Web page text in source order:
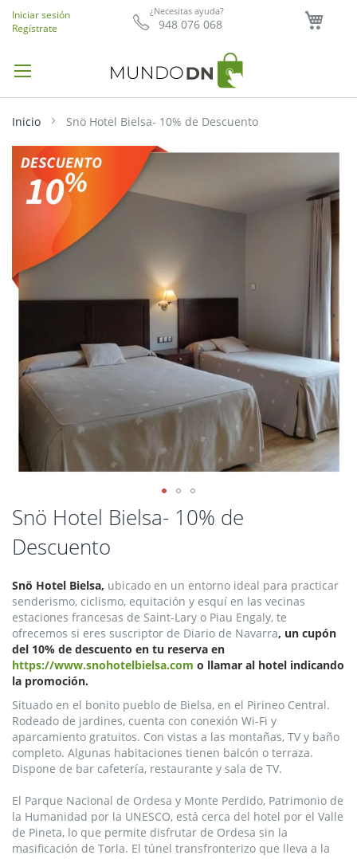
¿Necesitas ayuda?
948 076 068
Iniciar sesión
Regístrate
Inicio Snö Hotel Bielsa- 10% de Descuento
Snö Hotel Bielsa- 10% de
Descuento
Snö Hotel Bielsa, ubicado en un entorno ideal para practicar
senderismo, ciclismo, equitación y esquí en las vecinas
estaciones francesas de Saint-Lary o Piau Engaly, te
ofrecemos si eres suscriptor de Diario de Navarra, un cupón
del 10% de descuento en tu reserva en
https://www.snohotelbielsa.com o llamar al hotel indicando
la promoción.
Situado en el bonito pueblo de Bielsa, en el Pirineo Central.
Rodeado de jardines, cuenta con conexión Wi-Fi y
aparcamiento gratuitos. Con vistas a las montañas, TV y baño
completo. Algunas habitaciones tienen balcón o terraza.
Dispone de bar cafetería, restaurante y sala de TV.
El Parque Nacional de Ordesa y Monte Perdido, Patrimonio de
la Humanidad por la UNESCO, está cerca del hotel por el Valle
de Pineta, lo que permite disfrutar de Ordesa sin la
masificación de Torla. El túnel transfronterizo que lleva a la
Saltar
al
final
imágenes
Saltar
al
comienzo
de
galería
de
imágenes